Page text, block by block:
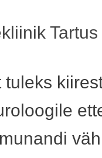
tuleks